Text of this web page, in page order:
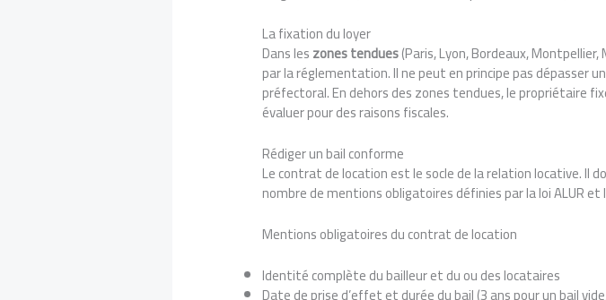
La fixation du loyer
Dans leszones tendues(Paris, Lyon, Bordeaux,
par la réglementation. Il ne peut en principe pas dépasser
préfectoral. En dehors des zones tendues, le propriétaire
évaluer pour des raisons fiscales.
Rédiger un bail conforme
Le contrat de location est le socle de la relation locative.
nombre de mentions obligatoires définies par la loi ALUR et
Mentions obligatoires du contrat de location
Identité complète du bailleur et du ou des locataires
Date de prise d’effet et durée du bail (3 ans pour un bail